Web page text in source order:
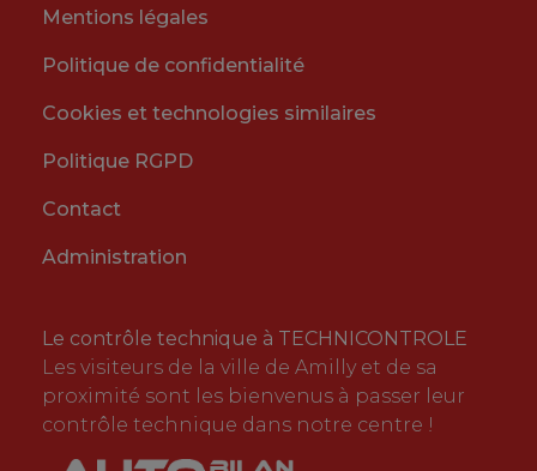
Mentions légales
Politique de confidentialité
Cookies et technologies similaires
Politique RGPD
Contact
Administration
Le contrôle technique à TECHNICONTROLE
Les visiteurs de la ville de Amilly et de sa
proximité sont les bienvenus à passer leur
contrôle technique dans notre centre !